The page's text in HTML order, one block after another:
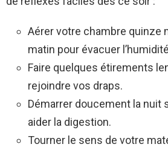
Aérer votre chambre quinze
matin pour évacuer
Faire quelques étirements
rejoindre vos draps.
Démarrer doucement la nuit
aider la digestion.
Tourner le sens de votre